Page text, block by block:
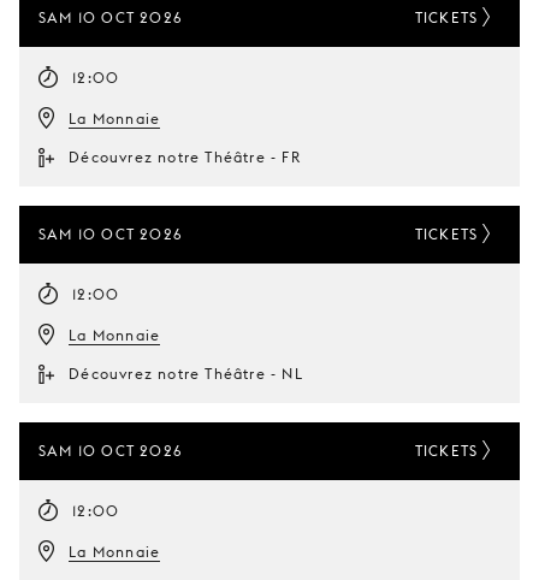
SAM 10 OCT 2026
12:00
La Monnaie
Découvrez notre Théâtre - FR
TICKETS
SAM 10 OCT 2026
12:00
La Monnaie
Découvrez notre Théâtre - NL
TICKETS
SAM 10 OCT 2026
12:00
La Monnaie
TICKETS